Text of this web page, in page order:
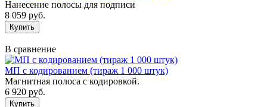
Нанесение полосы для подписи
8 059 руб.
В сравнение
МП с кодированием (тираж 1 000 штук)
Магнитная полоса с кодировкой.
6 920 руб.